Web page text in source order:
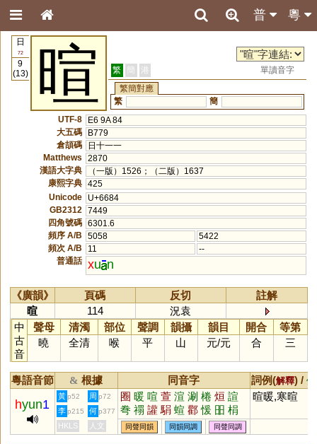
粵
普
日
72
9
(13)
暄 繁 簡 港
單讀音字
繁簡對應
繁
簡
UTF-8
E6 9A 84
大五碼
B779
倉頡碼
日十一一
Matthews
2870
漢語大字典
（一版）1526；（二版）1637
康熙字典 425
Unicode
U+6684
GB2312
7449
四角號碼 6301.6
頻序 A/B
5058
5422
頻次 A/B
11
--
普通話 xu n
《廣韻》 頁碼 反切
註解
暄
114
況袁
中
古
音
聲母 清濁 部位 聲調 韻攝 韻目 開合
等第
曉
全清 喉 平 山 元/元 合 三
粵語音節 & 根據 同音字 詞例(解釋) /
hyun1
黃 p52 周 p72 圈 暖 喧 萱 渲 涮 棬 烜 諠
弮 禤 讙 駽 蝖 酄 愋 昍 梋
媗 咺 狟 貆 蠉 翾 懁 嬛 儇
晅 煖 諼 壎 愃 塤 萲 鋗
暄暖,寒暄
李 p215 何 p377
HKLS 人文 同聲同韻 同韻同調 同聲同調